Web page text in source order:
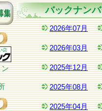
バックナン
2026年07月
2026年03月
2025年12月
2025年08月
2025年04月